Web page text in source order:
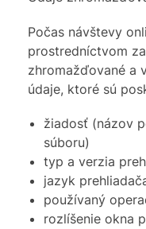
Počas návštevy
prostredníctvom
zhromažďované a
údaje, ktoré sú
žiadosť (názov
súboru)
typ a verzia
jazyk
používaný
rozlíšenie okna